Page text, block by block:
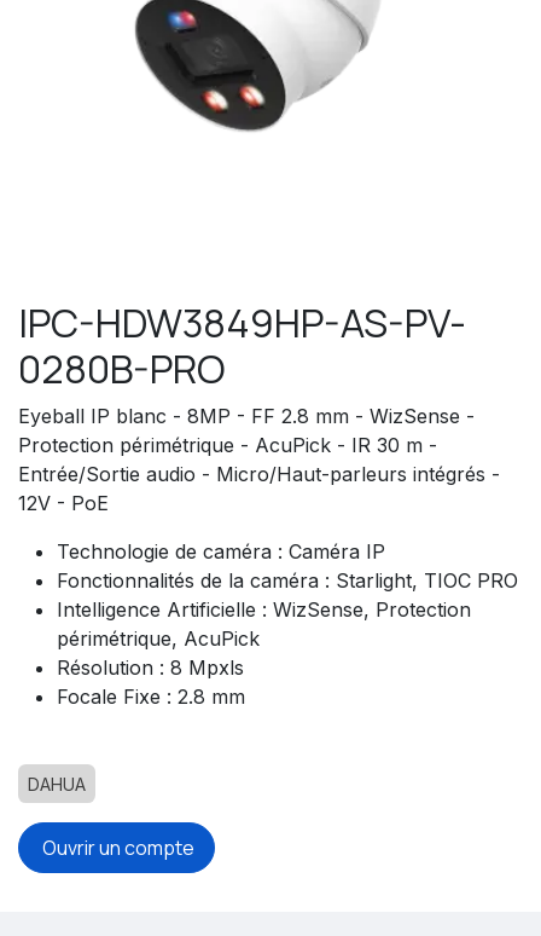
IPC-HDW3849HP-AS-PV-
0280B-PRO
Eyeball IP blanc - 8MP - FF 2.8 mm - WizSense -
Protection périmétrique - AcuPick - IR 30 m -
Entrée/Sortie audio - Micro/Haut-parleurs intégrés -
12V - PoE
Technologie de caméra : Caméra IP
Fonctionnalités de la caméra : Starlight, TIOC PRO
Intelligence Artificielle : WizSense, Protection
périmétrique, AcuPick
Résolution : 8 Mpxls
Focale Fixe : 2.8 mm
DAHUA
Ouvrir un compte